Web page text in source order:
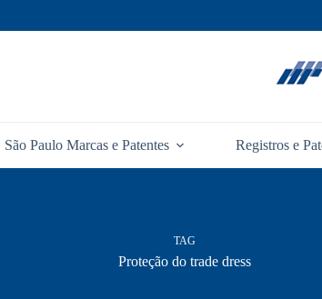
São Paulo Marcas e Patentes Registros e
TAG
Proteção do trade dress